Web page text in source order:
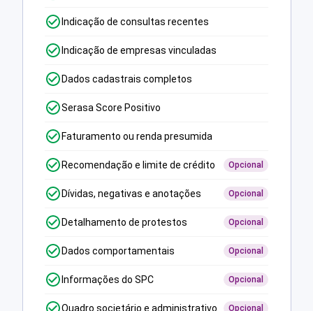
Indicação de consultas recentes
Indicação de empresas vinculadas
Dados cadastrais completos
Serasa Score Positivo
Faturamento ou renda presumida
Recomendação e limite de crédito Opcional
Dívidas, negativas e anotações Opcional
Detalhamento de protestos Opcional
Dados comportamentais Opcional
Informações do SPC Opcional
Quadro societário e administrativo Opcional